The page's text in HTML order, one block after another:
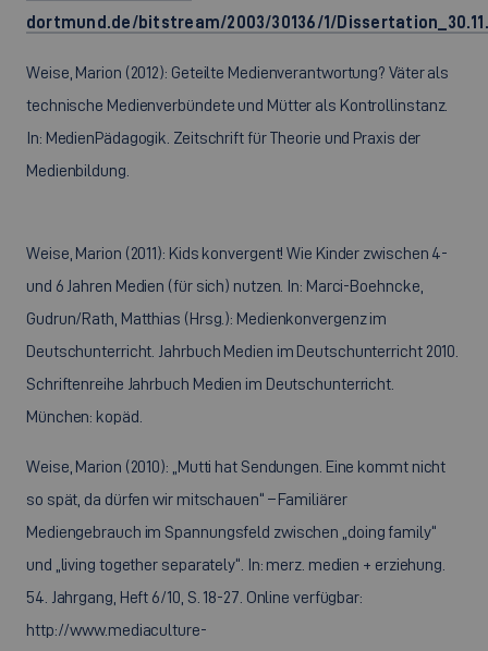
dortmund.de/bitstream/2003/30136/1/
Weise, Marion (2012): Geteilte Medienverantwortung? Väter als
technische Medienverbündete und Mütter als Kontrollinstanz.
In: MedienPädagogik. Zeitschrift für Theorie und Praxis der
Medienbildung.
Weise, Marion (2011): Kids konvergent! Wie Kinder zwischen 4-
und 6 Jahren Medien (für sich) nutzen. In: Marci-Boehncke,
Gudrun/Rath, Matthias (Hrsg.): Medienkonvergenz im
Deutschunterricht. Jahrbuch Medien im Deutschunterricht 2010.
Schriftenreihe Jahrbuch Medien im Deutschunterricht.
München: kopäd.
Weise, Marion (2010): „Mutti hat Sendungen. Eine kommt nicht
so spät, da dürfen wir mitschauen“ – Familiärer
Mediengebrauch im Spannungsfeld zwischen „doing family“
und „living together separately“. In: merz. medien + erziehung.
54. Jahrgang, Heft 6/10, S. 18-27. Online verfügbar:
http://www.mediaculture-